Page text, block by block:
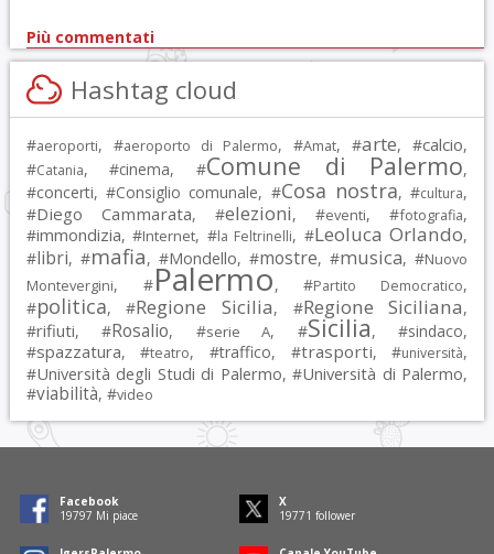
Più commentati
Hashtag cloud
#aeroporti, #aeroporto di Palermo, #Amat, #arte, #calcio,
#Catania, #cinema, #Comune di Palermo,
#concerti, #Consiglio comunale, #Cosa nostra, #cultura,
#Diego Cammarata, #elezioni, #eventi, #fotografia,
#immondizia, #Internet, #la Feltrinelli, #Leoluca Orlando,
#libri, #mafia, #Mondello, #mostre, #musica, #Nuovo
Montevergini, #Palermo, #Partito Democratico,
#politica, #Regione Sicilia, #Regione Siciliana,
#rifiuti, #Rosalio, #serie A, #Sicilia, #sindaco,
#spazzatura, #teatro, #traffico, #trasporti, #università,
#Università degli Studi di Palermo, #Università di Palermo,
#viabilità, #video
Facebook
19797 Mi piace
X
19771 follower